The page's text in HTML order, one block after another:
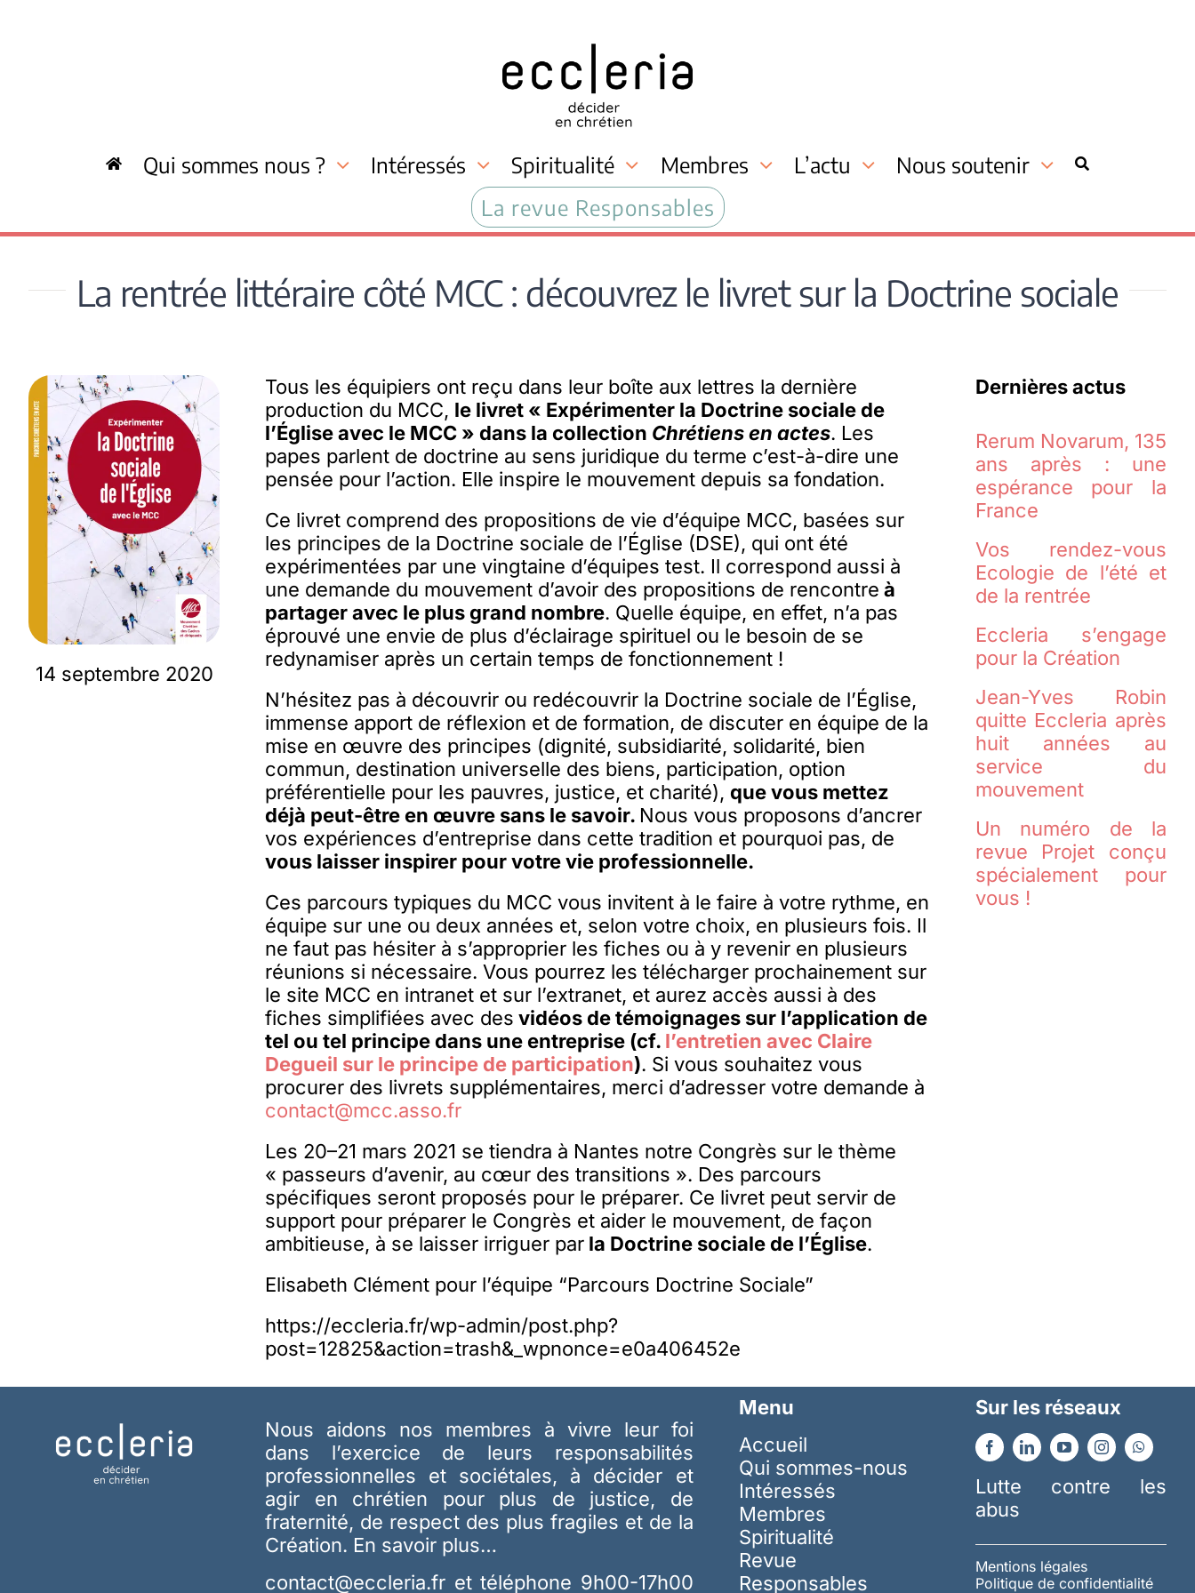
Qui sommes nous ? Intéressés Spiritualité Membres L’actu
Nous soutenir
La revue Responsables
La rentrée littéraire côté MCC : découvrez le livret sur la Doctrine sociale
14 septembre 2020
Tous les équipiers ont reçu dans leur boîte aux lettres la dernière
production du MCC, le livret « Expérimenter la Doctrine sociale de
l’Église avec le MCC » dans la collection Chrétiens en actes. Les
papes parlent de doctrine au sens juridique du terme c’est-à-dire une
pensée pour l’action. Elle inspire le mouvement depuis sa fondation.
Ce livret comprend des propositions de vie d’équipe MCC, basées sur
les principes de la Doctrine sociale de l’Église (DSE), qui ont été
expérimentées par une vingtaine d’équipes test. Il correspond aussi à
une demande du mouvement d’avoir des propositions de rencontre à
partager avec le plus grand nombre. Quelle équipe, en effet, n’a pas
éprouvé une envie de plus d’éclairage spirituel ou le besoin de se
redynamiser après un certain temps de fonctionnement !
N’hésitez pas à découvrir ou redécouvrir la Doctrine sociale de l’Église,
immense apport de réflexion et de formation, de discuter en équipe de la
mise en œuvre des principes (dignité, subsidiarité, solidarité, bien
commun, destination universelle des biens, participation, option
préférentielle pour les pauvres, justice, et charité), que vous mettez
déjà peut-être en œuvre sans le savoir. Nous vous proposons d’ancrer
vos expériences d’entreprise dans cette tradition et pourquoi pas, de
vous laisser inspirer pour votre vie professionnelle.
Ces parcours typiques du MCC vous invitent à le faire à votre rythme, en
équipe sur une ou deux années et, selon votre choix, en plusieurs fois. Il
ne faut pas hésiter à s’approprier les fiches ou à y revenir en plusieurs
réunions si nécessaire. Vous pourrez les télécharger prochainement sur
le site MCC en intranet et sur l’extranet, et aurez accès aussi à des
fiches simplifiées avec des vidéos de témoignages sur l’application de
tel ou tel principe dans une entreprise (cf. l’entretien avec Claire
Degueil sur le principe de participation). Si vous souhaitez vous
procurer des livrets supplémentaires, merci d’adresser votre demande à
contact@mcc.asso.fr
Les 20–21 mars 2021 se tiendra à Nantes notre Congrès sur le thème
« passeurs d’avenir, au cœur des transitions ». Des parcours
spécifiques seront proposés pour le préparer. Ce livret peut servir de
support pour préparer le Congrès et aider le mouvement, de façon
ambitieuse, à se laisser irriguer par la Doctrine sociale de l’Église.
Elisabeth Clément pour l’équipe “Parcours Doctrine Sociale”
https://eccleria.fr/wp-admin/post.php?
post=12825&action=trash&_wpnonce=e0a406452e
Dernières actus
Rerum Novarum, 135
ans après : une
espérance pour la
France
Vos rendez-vous
Ecologie de l’été et
de la rentrée
Eccleria s’engage
pour la Création
Jean-Yves Robin
quitte Eccleria après
huit années au
service du
mouvement
Un numéro de la
revue Projet conçu
spécialement pour
vous !
Nous aidons nos membres à vivre leur foi
dans l’exercice de leurs responsabilités
professionnelles et sociétales, à décider et
agir en chrétien pour plus de justice, de
fraternité, de respect des plus fragiles et de la
Création. En savoir plus…
contact@eccleria.fr et téléphone 9h00-17h00
Menu
Accueil
Qui sommes-nous
Intéressés
Membres
Spiritualité
Revue
Responsables
Sur les réseaux
Lutte contre les
abus
Mentions légales
Politique de confidentialité